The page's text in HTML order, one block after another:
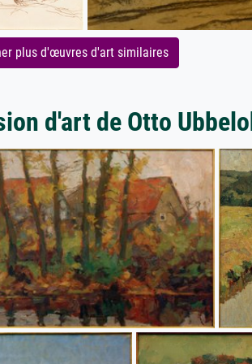
plus d'œuvres d'art similaires
d'art de Otto